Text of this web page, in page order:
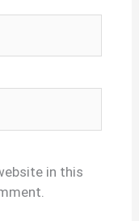
in this